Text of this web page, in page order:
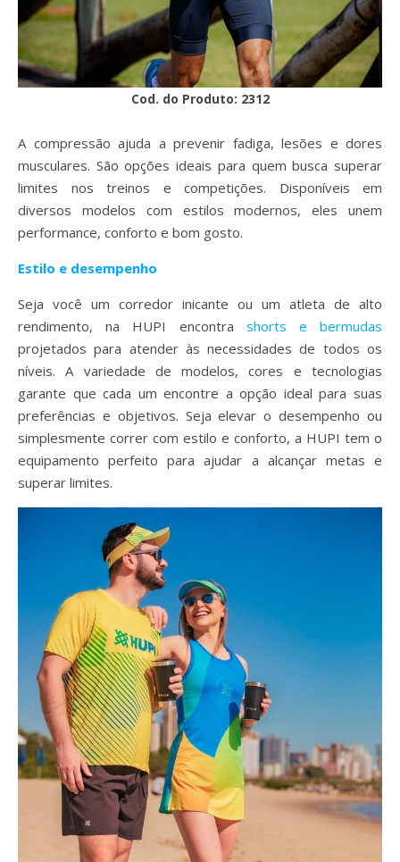
Cod. do Produto: 2312
A compressão ajuda a prevenir fadiga, lesões e dores
musculares. São opções ideais para quem busca superar
limites nos treinos e competições. Disponíveis em
diversos modelos com estilos modernos, eles unem
performance, conforto e bom gosto.
Estilo e desempenho
Seja você um corredor inicante ou um atleta de alto
rendimento, na HUPI encontra shorts e bermudas
projetados para atender às necessidades de todos os
níveis. A variedade de modelos, cores e tecnologias
garante que cada um encontre a opção ideal para suas
preferências e objetivos. Seja elevar o desempenho ou
simplesmente correr com estilo e conforto, a HUPI tem o
equipamento perfeito para ajudar a alcançar metas e
superar limites.